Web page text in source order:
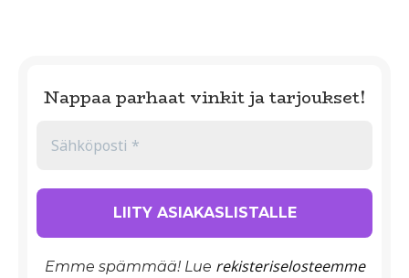
Nappaa parhaat vinkit ja tarjoukset!
Emme spämmää! Lue rekisteriselosteemme